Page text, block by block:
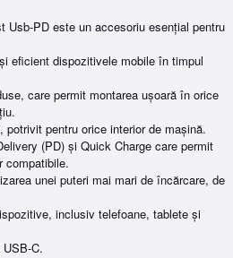
Usb-PD este un accesoriu esențial pentru
eficient dispozitivele mobile în timpul
care permit montarea ușoară în orice
pentru orice interior de mașină.
(PD) și Quick Charge care permit
compatibile.
unei puteri mai mari de încărcare, de
inclusiv telefoane, tablete și
C.